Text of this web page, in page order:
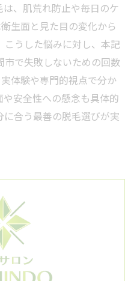
、肌荒れ防止や毎日のケ
生面と見た目の変化から
うした悩みに対し、本記
で失敗しないための回数
体験や専門的視点で分か
安全性への懸念も具体的
合う最善の脱毛選びが実